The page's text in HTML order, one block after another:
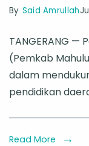
By Said Amrullah
TANGERANG —
(Pemkab
dalam
pendidikan
Read More